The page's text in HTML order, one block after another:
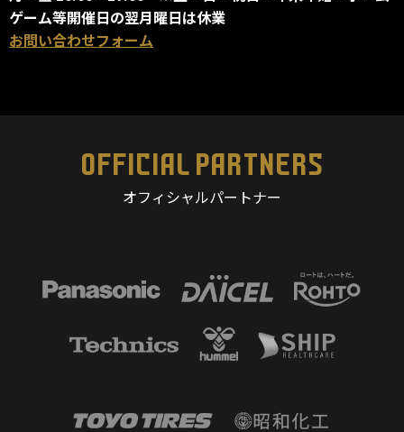
ゲーム等開催日の翌月曜日は休業
お問い合わせフォーム
OFFICIAL PARTNERS
オフィシャルパートナー